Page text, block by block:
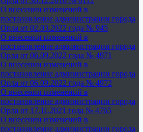
О внесении изменений в
постановление администрации города
Орла от 02.03.2022 года № 945
О внесении изменений в
постановление администрации города
Орла от 06.09.2022 года № 4971
О внесении изменений в
постановление администрации города
Орла от 06.09.2022 года № 4972
О внесении изменений в
постановление администрации города
Орла от 17.11.2021 года № 4765
О внесении изменений в
постановление администрации города